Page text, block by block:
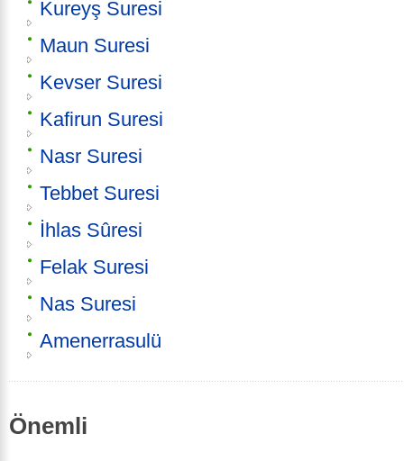
Kureyş Suresi
Maun Suresi
Kevser Suresi
Kafirun Suresi
Nasr Suresi
Tebbet Suresi
İhlas Sûresi
Felak Suresi
Nas Suresi
Amenerrasulü
Önemli